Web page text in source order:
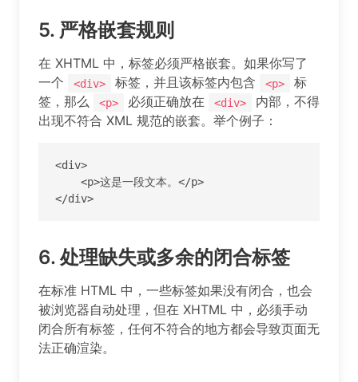
5. 严格嵌套规则
在 XHTML 中，标签必须严格嵌套。如果你写了
一个
<div> 标签，并且该标签内包含 <p>
标
签，那么
<p> 必须正确放在 <div>
内部，不得
出现不符合 XML 规范的嵌套。举个例子：
<div>
</div>
6. 处理缺失或多余的闭合标签
在标准 HTML 中，一些标签如果没有闭合，也会
被浏览器自动处理，但在 XHTML 中，必须手动
闭合所有标签，任何不符合的地方都会导致页面无
法正确渲染。